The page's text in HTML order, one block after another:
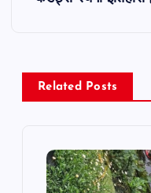
v
Related Posts